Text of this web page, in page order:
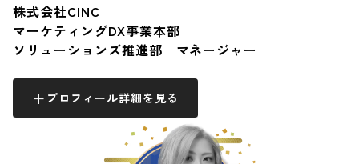
株式会社CINC
マーケティングDX事業本部
ソリューションズ推進部 マネージャー
プロフィール詳細を見る